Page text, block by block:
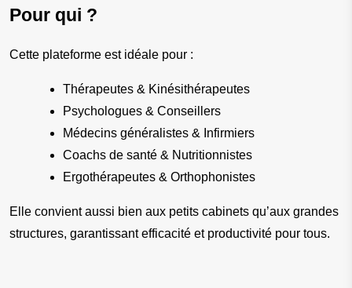
Pour qui ?
Cette plateforme est idéale pour :
Thérapeutes & Kinésithérapeutes
Psychologues & Conseillers
Médecins généralistes & Infirmiers
Coachs de santé & Nutritionnistes
Ergothérapeutes & Orthophonistes
Elle convient aussi bien aux petits cabinets qu’aux grandes
structures, garantissant efficacité et productivité pour tous.